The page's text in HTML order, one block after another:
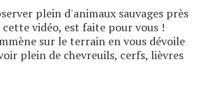
plein d'animaux sauvages près
cette vidéo, est faite pour vous !
sur le terrain en vous dévoile
plein de chevreuils, cerfs, lièvres